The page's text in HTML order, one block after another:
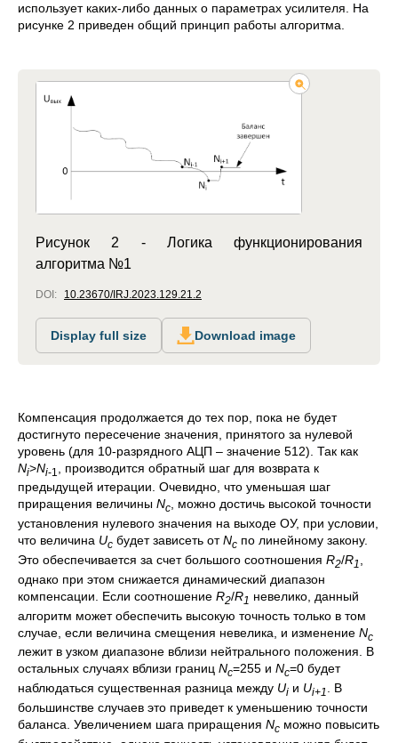
использует каких-либо данных о параметрах усилителя. На
рисунке 2 приведен общий принцип работы алгоритма.
Рисунок 2 - Логика функционирования
алгоритма №1
DOI: 10.23670/IRJ.2023.129.21.2
Display full size Download image
Компенсация продолжается до тех пор, пока не будет
достигнуто пересечение значения, принятого за нулевой
уровень (для 10-разрядного АЦП – значение 512). Так как
Ni>Ni-1
, производится обратный шаг для возврата к
предыдущей итерации. Очевидно, что уменьшая шаг
приращения величины Nc, можно достичь высокой точности
установления нулевого значения на выходе ОУ, при условии,
что величина Uc будет зависеть отNc по линейному закону.
Это обеспечивается за счет большого соотношения R2/R1
однако при этом снижается динамический диапазон
компенсации. Если соотношение R2/R1 невелико, данный
алгоритм может обеспечить высокую точность только в том
случае, если величина смещения невелика, и изменение Nc
лежит в узком диапазоне вблизи нейтрального положения. В
остальных случаях вблизи границ Nc=255 и Nc=0 будет
наблюдаться существенная разница между Ui и Ui+1
. В
большинстве случаев это приведет к уменьшению точности
баланса. Увеличением шага приращения Nc можно повысить